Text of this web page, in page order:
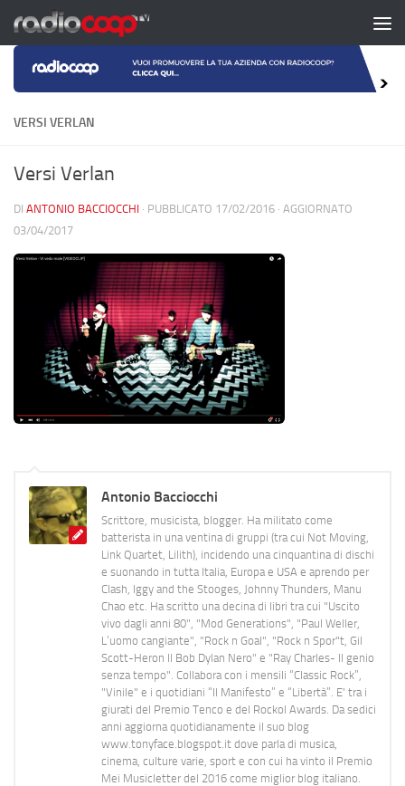
Salta al contenuto
VERSI VERLAN
Versi Verlan
DI ANTONIO BACCIOCCHI · PUBBLICATO 17/02/2016 · AGGIORNATO
03/04/2017
Antonio Bacciocchi
Scrittore, musicista, blogger. Ha militato come
batterista in una ventina di gruppi (tra cui Not Moving,
Link Quartet, Lilith), incidendo una cinquantina di dischi
e suonando in tutta Italia, Europa e USA e aprendo per
Clash, Iggy and the Stooges, Johnny Thunders, Manu
Chao etc. Ha scritto una decina di libri tra cui "Uscito
vivo dagli anni 80", "Mod Generations", "Paul Weller,
L’uomo cangiante", "Rock n Goal", "Rock n Spor"t, Gil
Scott-Heron Il Bob Dylan Nero" e "Ray Charles- Il genio
senza tempo". Collabora con i mensili “Classic Rock”,
"Vinile" e i quotidiani “Il Manifesto” e “Libertà”. E' tra i
giurati del Premio Tenco e del Rockol Awards. Da sedici
anni aggiorna quotidianamente il suo blog
www.tonyface.blogspot.it dove parla di musica,
cinema, culture varie, sport e con cui ha vinto il Premio
Mei Musicletter del 2016 come miglior blog italiano.